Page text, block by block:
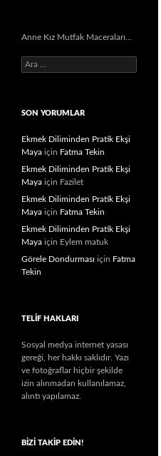
Anne Kız Mutfak Maceraları…
Arama:
SON YORUMLAR
Ekmek Diliminden Pratik Ekşi
Maya için Fatma Tekin
Ekmek Diliminden Pratik Ekşi
Maya için Fazilet
Ekmek Diliminden Pratik Ekşi
Maya için Fatma Tekin
Ekmek Diliminden Pratik Ekşi
Maya için Eylem matuk
Görele Dondurması için Fatma
Tekin
TELIF HAKLARI
Sosyal medya internet yasası
gereği, her hakkı saklıdır. Yazı
ve fotoğraflar hiçbir şekilde
izin alınmadan kullanılamaz,
alıntı yapılamaz.
BIZI TAKIP EDIN!